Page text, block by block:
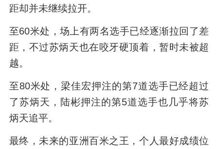
距却并未继续拉开。
至60米处，场上有两名选手已经逐渐拉回了差
距，不过苏炳天也在咬牙硬顶着，暂时未被超
越。
至80米处，梁佳宏押注的第7道选手已经超过
了苏炳天，陆彬押注的第5道选手也几乎将苏
炳天追平。
最终，未来的亚洲百米之王，个人最好成绩位